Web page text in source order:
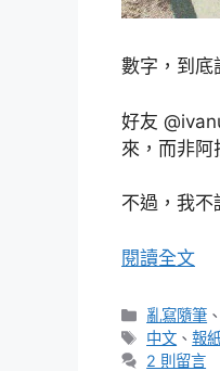
數字，到底
好友
來，而非阿
不過，我不
閱讀全文
分
類
亂寫隨筆
標
籤
中文 、報
2 則留言